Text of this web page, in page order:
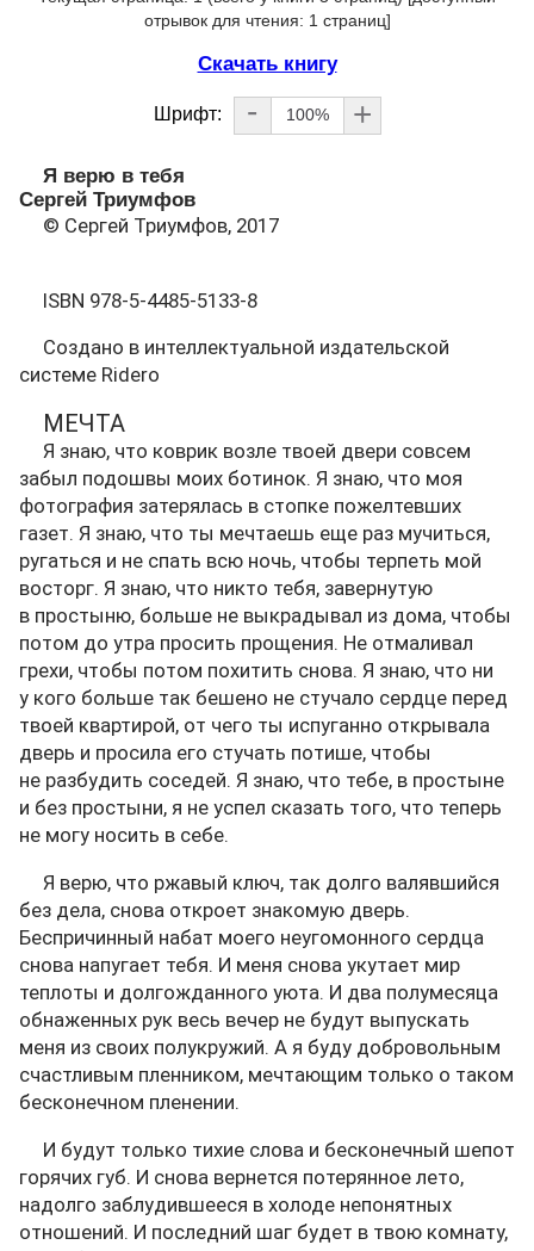
отрывок для чтения: 1 страниц]
Скачать книгу
Шрифт: - 100% +
Я верю в тебя
Сергей Триумфов
© Сергей Триумфов, 2017
ISBN 978-5-4485-5133-8
Создано в интеллектуальной издательской
системе Ridero
МЕЧТА
Я знаю, что коврик возле твоей двери совсем
забыл подошвы моих ботинок. Я знаю, что моя
фотография затерялась в стопке пожелтевших
газет. Я знаю, что ты мечтаешь еще раз мучиться,
ругаться и не спать всю ночь, чтобы терпеть мой
восторг. Я знаю, что никто тебя, завернутую
в простыню, больше не выкрадывал из дома, чтобы
потом до утра просить прощения. Не отмаливал
грехи, чтобы потом похитить снова. Я знаю, что ни
у кого больше так бешено не стучало сердце перед
твоей квартирой, от чего ты испуганно открывала
дверь и просила его стучать потише, чтобы
не разбудить соседей. Я знаю, что тебе, в простыне
и без простыни, я не успел сказать того, что теперь
не могу носить в себе.
Я верю, что ржавый ключ, так долго валявшийся
без дела, снова откроет знакомую дверь.
Беспричинный набат моего неугомонного сердца
снова напугает тебя. И меня снова укутает мир
теплоты и долгожданного уюта. И два полумесяца
обнаженных рук весь вечер не будут выпускать
меня из своих полукружий. А я буду добровольным
счастливым пленником, мечтающим только о таком
бесконечном пленении.
И будут только тихие слова и бесконечный шепот
горячих губ. И снова вернется потерянное лето,
надолго заблудившееся в холоде непонятных
отношений. И последний шаг будет в твою комнату,